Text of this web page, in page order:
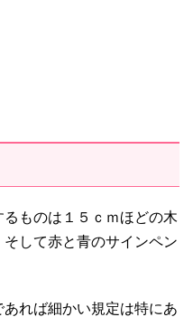
ものは１５ｃｍほどの木
して赤と青のサインペン
れば細かい規定は特にあ